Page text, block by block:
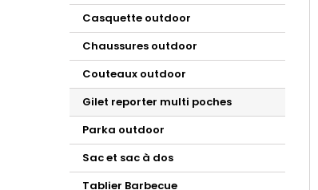
Casquette outdoor
Chaussures outdoor
Couteaux outdoor
Gilet reporter multi poches
Parka outdoor
Sac et sac à dos
Tablier Barbecue